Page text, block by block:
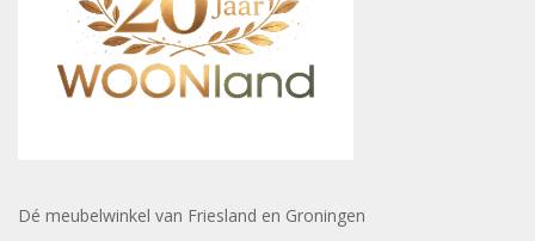
Dé meubelwinkel van Friesland en Groningen